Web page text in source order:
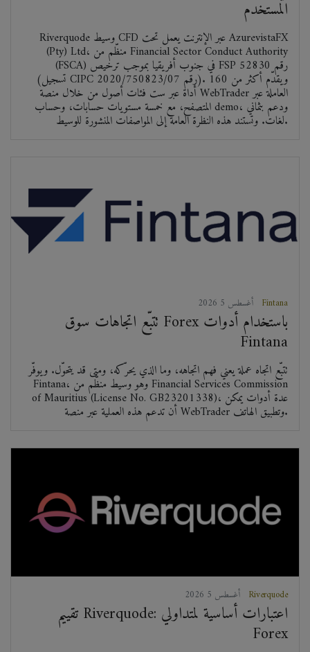
المستخدم
Riverquode وسيط CFD عبر الإنترنت يعمل تحت AzurevistaFX
(Pty) Ltd، منظّم من Financial Sector Conduct Authority
(FSCA) في جنوب أفريقيا بموجب ترخيص FSP رقم 52830
(تسجيل CIPC رقم 2020/750823/07). ويقدّم أكثر من 160
أداة عبر ست فئات أصول من خلال منصة WebTrader العاملة عبر
المتصفح، مع خمسة مستويات حسابات، وحساب demo، ودعم بثماني
لغات. وتستند هذه النظرة العامة إلى المواصفات المنشورة للوسيط.
Fintana
تتبّع اتجاهات سوق Forex باستخدام أدوات
Fintana
تتبّع اتجاه عملة يعني فهم اتجاهه، وما الذي يحرّكه، ومتى قد يتحوّل. ويوفّر
Fintana، وهو وسيط منظّم من Financial Services Commission
of Mauritius (License No. GB23201338)، عدة أدوات يمكن
أن تدعم هذه العملية عبر منصة WebTrader وتطبيق الهاتف.
Riverquode
تقييم Riverquode: اعتبارات أساسية لمتداولي
Forex